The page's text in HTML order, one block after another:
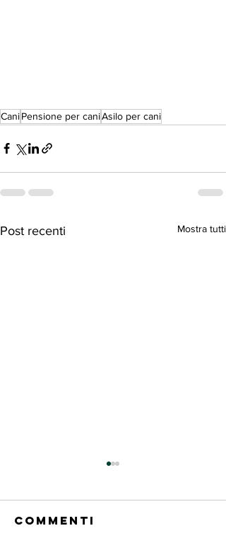
CaniPensione per caniAsilo per cani
Post recenti Mostra tutti
Commenti